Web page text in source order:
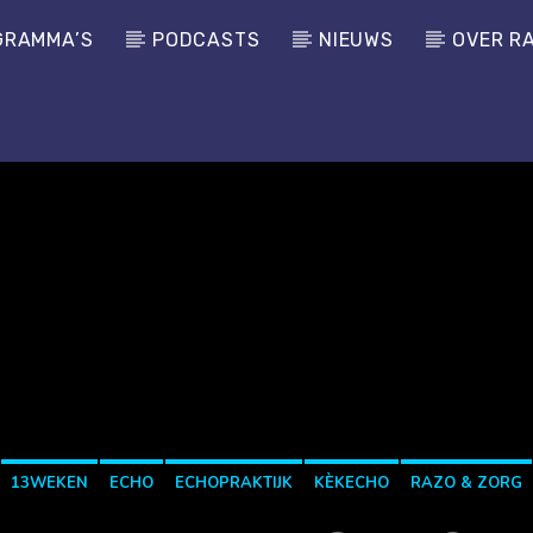
PODCASTS NIEUWS OVER
13WEKEN ECHO ECHOPRAKTIJK KÈKECHO RAZO & ZORG